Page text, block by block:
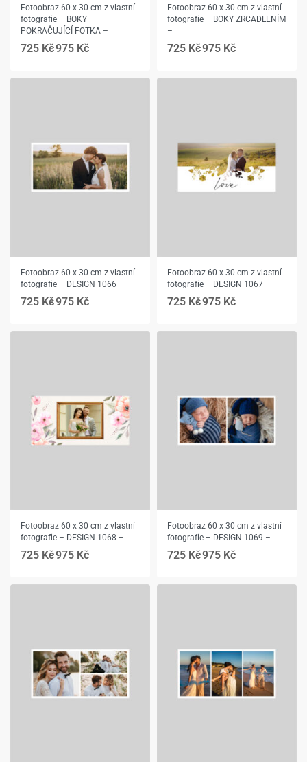
Fotoobraz 60 x 30 cm z vlastní
fotografie – BOKY
POKRAČUJÍCÍ FOTKA –
725 Kč975 Kč
Fotoobraz 60 x 30 cm z vlastní
fotografie – BOKY ZRCADLENÍM
–
725 Kč975 Kč
Fotoobraz 60 x 30 cm z vlastní
fotografie – DESIGN 1066 –
725 Kč975 Kč
Fotoobraz 60 x 30 cm z vlastní
fotografie – DESIGN 1067 –
725 Kč975 Kč
Fotoobraz 60 x 30 cm z vlastní
fotografie – DESIGN 1068 –
725 Kč975 Kč
Fotoobraz 60 x 30 cm z vlastní
fotografie – DESIGN 1069 –
725 Kč975 Kč